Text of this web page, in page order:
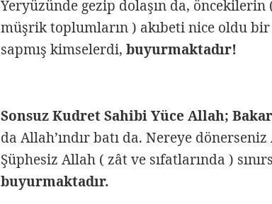
Yeryüzünde gezip dolaşın da, öncekilerin
müşrik toplumların ) akıbeti nice oldu bir
sapmış kimselerdi,buyurmaktadır!
Sonsuz Kudret Sahibi Yüce Allah;
da Allah’ındır batı da. Nereye dönerseniz
Şüphesiz Allah ( zât ve sıfatlarında )
buyurmaktadır.